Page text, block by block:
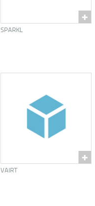
SPARKL
VAIRT